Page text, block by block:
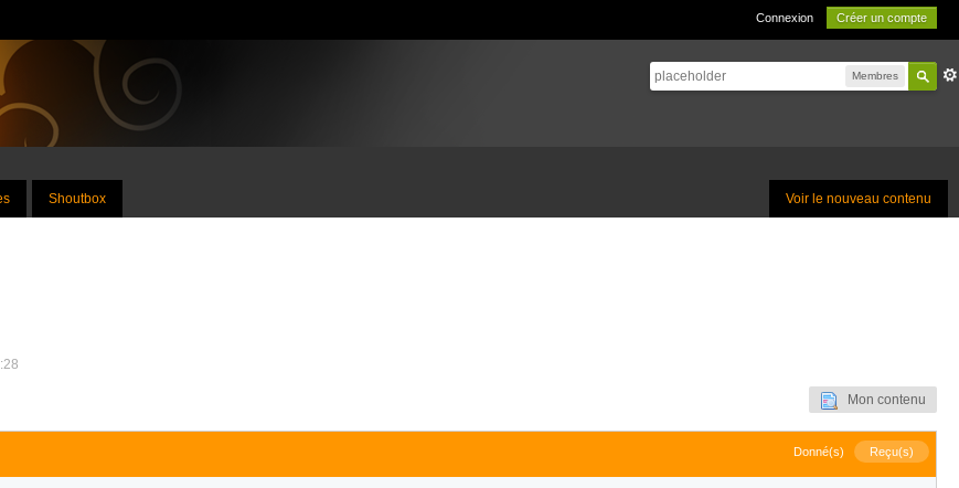
Connexion Créer un compte
Membres
Voir le nouveau contenu
Shoutbox
Mon contenu
Donné(s) Reçu(s)